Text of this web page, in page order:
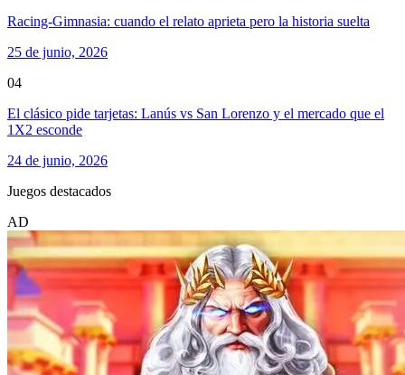
Racing-Gimnasia: cuando el relato aprieta pero la historia suelta
25 de junio, 2026
04
El clásico pide tarjetas: Lanús vs San Lorenzo y el mercado que el
1X2 esconde
24 de junio, 2026
Juegos destacados
AD